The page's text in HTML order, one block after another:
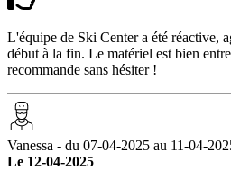
L'équipe de Ski Center a été réactive,
début à la fin. Le matériel est bien
recommande sans hésiter !
Vanessa - du 07-04-2025 au 11-04-
Le 12-04-2025